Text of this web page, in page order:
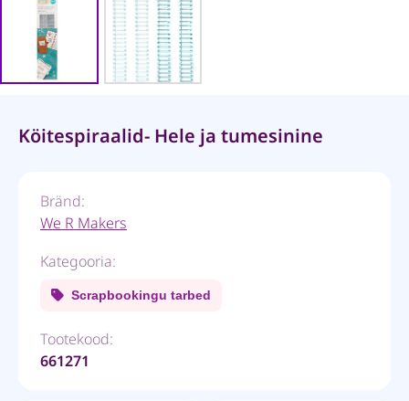
Köitespiraalid- Hele ja tumesinine
Bränd:
We R Makers
Kategooria:
Scrapbookingu tarbed
Tootekood:
661271